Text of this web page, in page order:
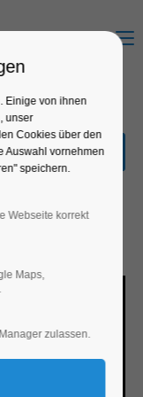
Menu
Einige von ihnen
unser
Cookies über den
Auswahl vornehmen
speichern.
Webseite korrekt
Maps,
zulassen.